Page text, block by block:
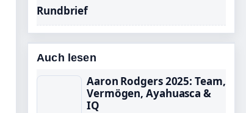
Rundbrief
Auch lesen
Aaron Rodgers 2025: Team,
Vermögen, Ayahuasca &
IQ